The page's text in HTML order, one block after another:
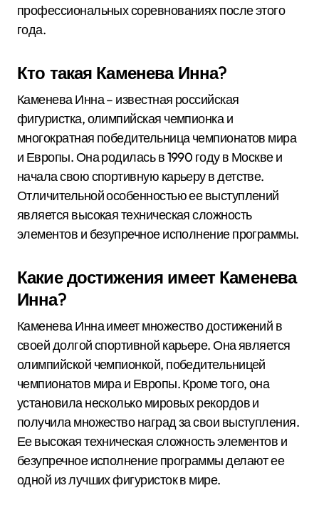
профессиональных соревнованиях после этого
года.
Кто такая Каменева Инна?
Каменева Инна – известная российская
фигуристка, олимпийская чемпионка и
многократная победительница чемпионатов мира
и Европы. Она родилась в 1990 году в Москве и
начала свою спортивную карьеру в детстве.
Отличительной особенностью ее выступлений
является высокая техническая сложность
элементов и безупречное исполнение программы.
Какие достижения имеет Каменева
Инна?
Каменева Инна имеет множество достижений в
своей долгой спортивной карьере. Она является
олимпийской чемпионкой, победительницей
чемпионатов мира и Европы. Кроме того, она
установила несколько мировых рекордов и
получила множество наград за свои выступления.
Ее высокая техническая сложность элементов и
безупречное исполнение программы делают ее
одной из лучших фигуристок в мире.